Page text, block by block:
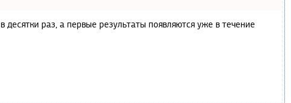
десятки раз, а первые результаты появляются уже в течение